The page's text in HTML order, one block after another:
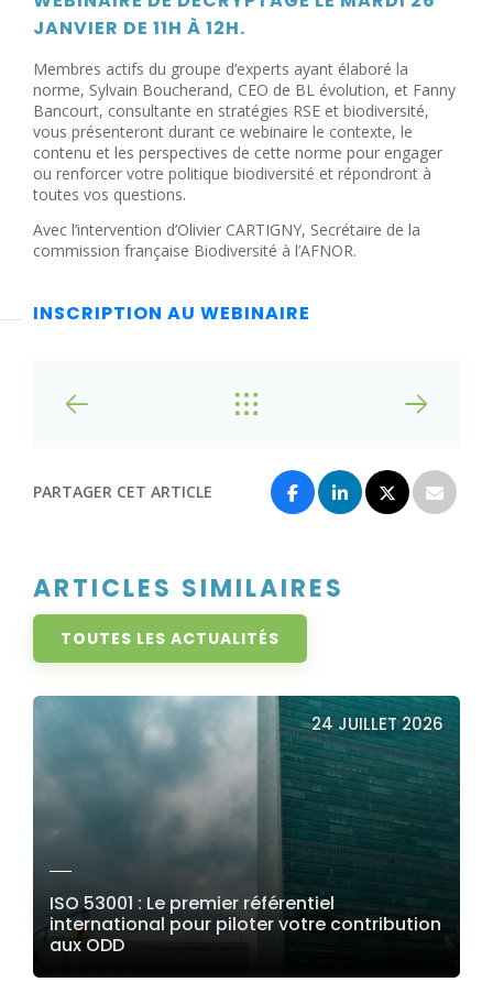
JANVIER DE 11H À 12H.
Membres actifs du groupe d’experts ayant élaboré la
norme, Sylvain Boucherand, CEO de BL évolution, et Fanny
Bancourt, consultante en stratégies RSE et biodiversité,
vous présenteront durant ce webinaire le contexte, le
contenu et les perspectives de cette norme pour engager
ou renforcer votre politique biodiversité et répondront à
toutes vos questions.
Avec l’intervention d’Olivier CARTIGNY, Secrétaire de la
commission française Biodiversité à l’AFNOR.
INSCRIPTION AU WEBINAIRE
PARTAGER CET ARTICLE
ARTICLES SIMILAIRES
TOUTES LES ACTUALITÉS
24 JUILLET 2026
ISO 53001 : Le premier référentiel
international pour piloter votre contribution
aux ODD